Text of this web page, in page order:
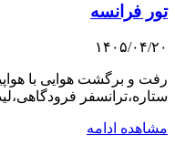
تور فرانسه
۱۴۰۵/۰۴/۲۰
ستاره،ترانسفر
مشاهده ادامه